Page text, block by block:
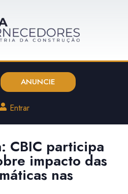
ANUNCIE
Entrar
CBIC participa
impacto das
nas